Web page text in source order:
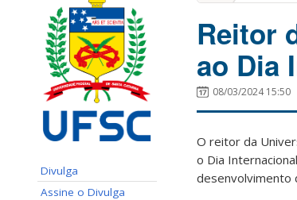
Divulga
Assine o Divulga
Reitor
ao Dia
08/03/2024 15:50
O reitor da
o Dia
desenvolvimento